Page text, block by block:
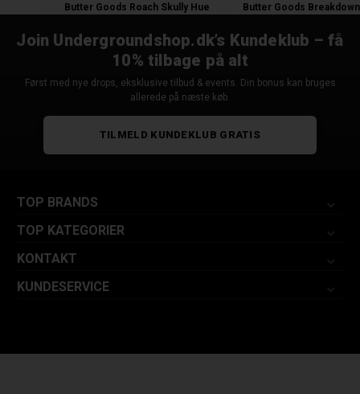
Butter Goods Roach Skully Hue
Join Undergroundshop.dk’s Kundeklub – få
10% tilbage på alt
Først med nye drops, eksklusive tilbud & events. Din bonus kan bruges
allerede på næste køb.
TILMELD KUNDEKLUB GRATIS
TOP BRANDS
TOP KATEGORIER
KONTAKT
KUNDESERVICE